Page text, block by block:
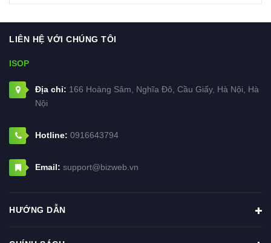
LIÊN HỆ VỚI CHÚNG TÔI
ISOP
Địa chỉ: 166 Hoàng Sâm, Nghĩa Đô, Cầu Giấy, Hà Nội, Hà
Nội
Hotline: 0916643794
Email: support@bizweb.vn
HƯỚNG DẪN